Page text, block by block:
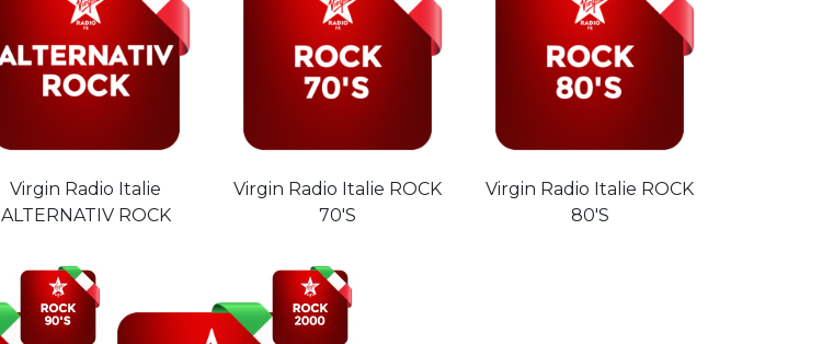
Virgin Radio Italie
ALTERNATIV ROCK
Virgin Radio Italie ROCK
70'S
Virgin Radio Italie ROCK
80'S